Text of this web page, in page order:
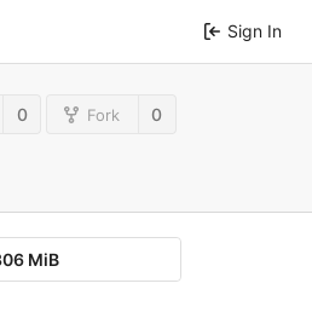
Sign In
0 Fork 0
MiB